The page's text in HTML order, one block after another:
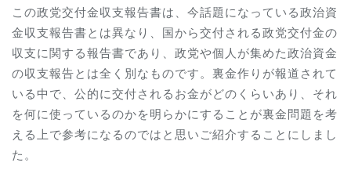
この政党交付金収支報告書は、今話題になっている政治資
金収支報告書とは異なり、国から交付される政党交付金の
収支に関する報告書であり、政党や個人が集めた政治資金
の収支報告とは全く別なものです。裏金作りが報道されて
いる中で、公的に交付されるお金がどのくらいあり、それ
を何に使っているのかを明らかにすることが裏金問題を考
える上で参考になるのではと思いご紹介することにしまし
た。